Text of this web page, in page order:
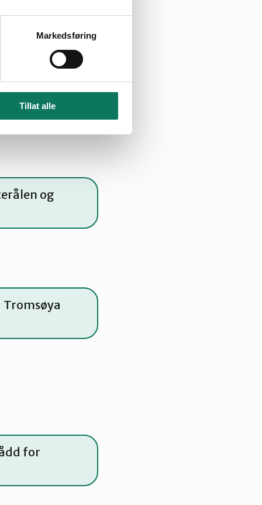
Markedsføring
Tillat alle
og
for